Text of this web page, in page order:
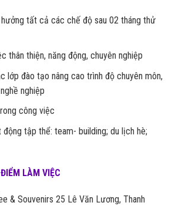
tất cả các chế độ sau 02 tháng thử
thân thiện, năng động, chuyên nghiệp
lớp đào tạo nâng cao trình độ chuyên môn,
nghiệp
công việc
tập thể: team- building; du lịch hè;
LÀM VIỆC
& Souvenirs 25 Lê Văn Lương, Thanh